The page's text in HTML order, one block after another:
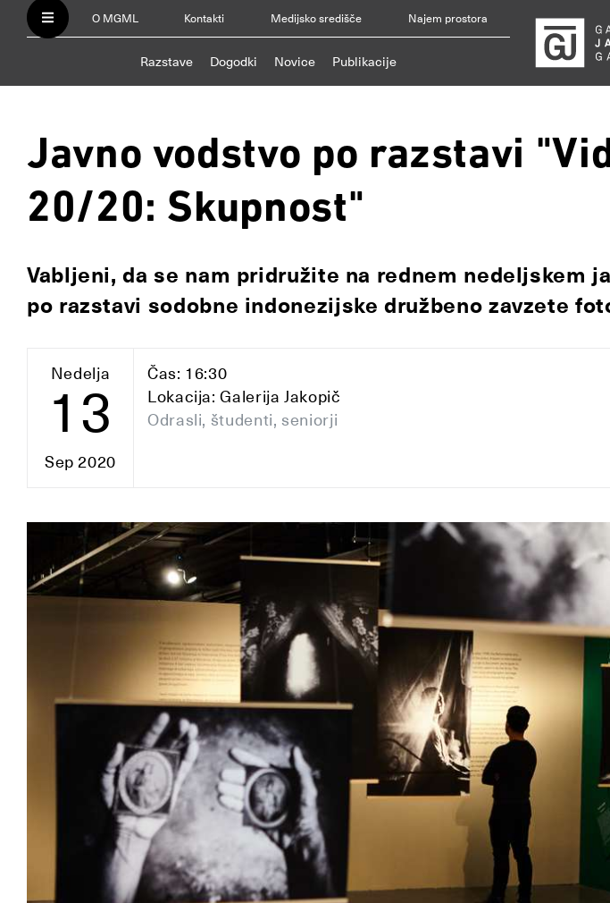
O MGML Kontakti Medijsko središče Najem prostora
Razstave Dogodki Novice Publikacije
Javno vodstvo po razstavi
20/20: Skupnost"
Vabljeni, da se nam pridružite na rednem nedeljskem
po razstavi sodobne indonezijske družbeno zavzete
Nedelja
13
Sep 2020
Čas: 16:30
Lokacija: Galerija Jakopič
Odrasli, študenti, seniorji